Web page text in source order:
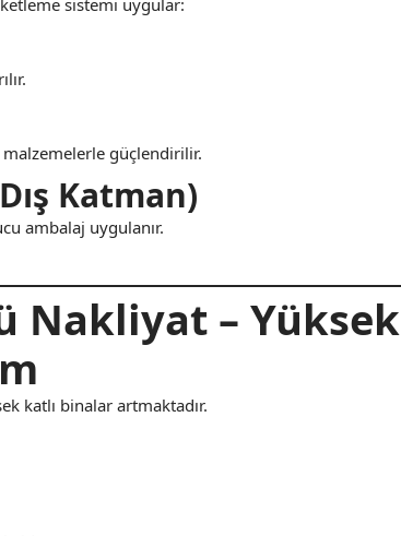
güçlendirilir.
Katman)
ambalaj uygulanır.
Nakliyat – Yüksek
katlı binalar artmaktadır.